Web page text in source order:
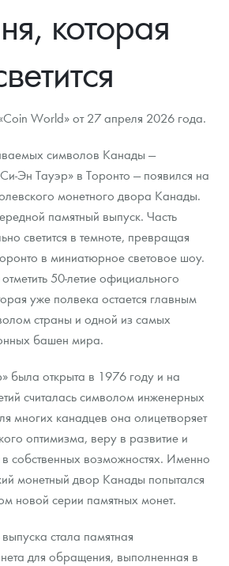
1950г
обитатели глубин"
монет
металлов
из драгметаллов
Cookies
и защите персональных данных
курсов золота, серебра, платины на
цен
которая
World» от 27 апреля 2026 года.
символов Канады —
Эн Тауэр» в Торонто — появился на
монетного двора Канады.
памятный выпуск. Часть
светится в темноте, превращая
в миниатюрное световое шоу.
50-летие официального
уже полвека остается главным
страны и одной из самых
башен мира.
была открыта в 1976 году и на
считалась символом инженерных
многих канадцев она олицетворяет
оптимизма, веру в развитие и
в собственных возможностях. Именно
монетный двор Канады попытался
новой серии памятных монет.
стала памятная
для обращения, выполненная в